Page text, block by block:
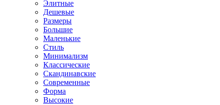
Элитные
Дешевые
Размеры
Большие
Маленькие
Стиль
Минимализм
Классические
Скандинавские
Современные
Форма
Высокие